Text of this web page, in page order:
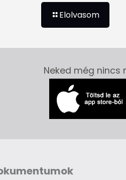
Elolvasom
Neked még nincs